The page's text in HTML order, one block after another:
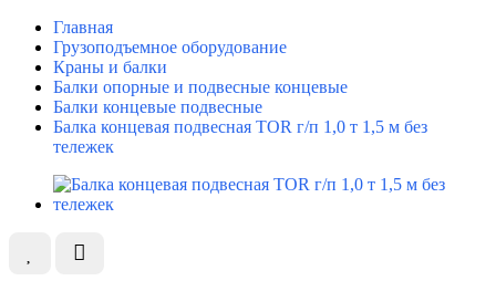
Главная
Грузоподъемное оборудование
Краны и балки
Балки опорные и подвесные концевые
Балки концевые подвесные
Балка концевая подвесная TOR г/п 1,0 т 1,5 м без
тележек